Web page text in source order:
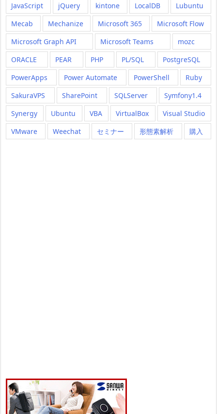
JavaScript
jQuery kintone LocalDB
Lubuntu
Mecab
Mechanize Microsoft 365
Microsoft Flow
Microsoft Graph API
Microsoft Teams
mozc
ORACLE
PEAR PHP PL/SQL
PostgreSQL
PowerApps
Power Automate PowerShell
Ruby
SakuraVPS
SharePoint SQLServer
Symfony1.4
Synergy
Ubuntu VBA VirtualBox
Visual Studio
VMware
Weechat セミナー 形態素解析 購入